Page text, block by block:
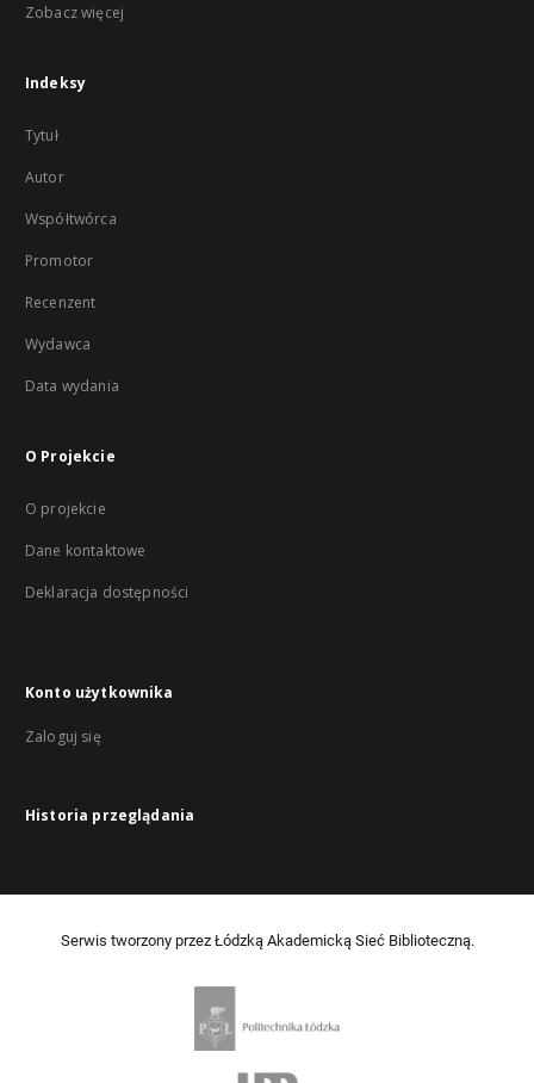
Zobacz więcej
Indeksy
Tytuł
Autor
Współtwórca
Promotor
Recenzent
Wydawca
Data wydania
O Projekcie
O projekcie
Dane kontaktowe
Deklaracja dostępności
Konto użytkownika
Zaloguj się
Historia przeglądania
Serwis tworzony przez Łódzką Akademicką Sieć Biblioteczną.